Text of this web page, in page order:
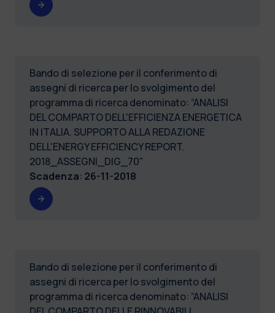
Bando di selezione per il conferimento di
assegni di ricerca per lo svolgimento del
programma di ricerca denominato: “ANALISI
DEL COMPARTO DELL'EFFICIENZA ENERGETICA
IN ITALIA. SUPPORTO ALLA REDAZIONE
DELL'ENERGY EFFICIENCY REPORT.
2018_ASSEGNI_DIG_70”
Scadenza: 26-11-2018
Bando di selezione per il conferimento di
assegni di ricerca per lo svolgimento del
programma di ricerca denominato: “ANALISI